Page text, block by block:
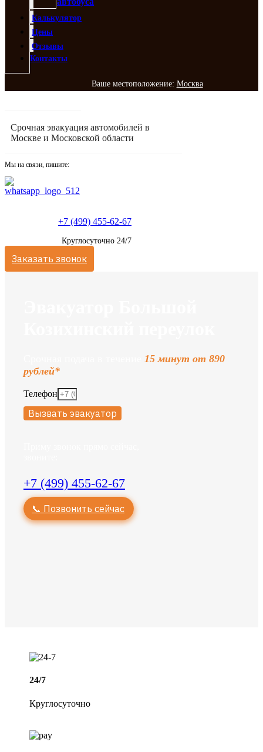
Калькулятор
Цены
Отзывы
Контакты
Ваше местоположение: Москва
Срочная эвакуация автомобилей в
Москве и Московской области
Мы на связи, пишите:
+7 (499) 455-62-67
Круглосуточно 24/7
Заказать звонок
15 минут от 890
рублей*
Телефон
Вызвать эвакуатор
+7 (499) 455-62-67
📞 Позвонить сейчас
24/7
Круглосуточно